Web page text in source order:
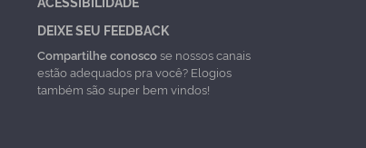
DEIXE SEU FEEDBACK
Compartilhe conoscose nossos canais
estão adequados pra você? Elogios
também são super bem vindos!